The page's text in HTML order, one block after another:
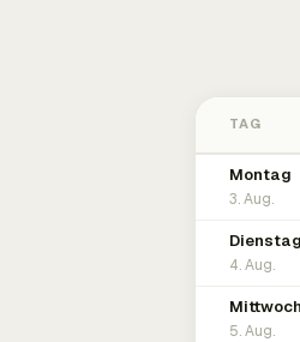
TAG
Montag
3. Aug.
Dienstag
4. Aug.
Mittwoch
5. Aug.